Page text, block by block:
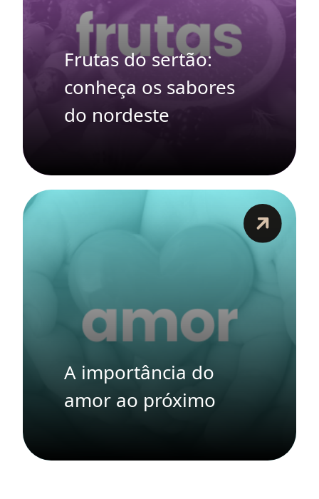
Frutas do sertão:
conheça os sabores
do nordeste
A importância do
amor ao próximo